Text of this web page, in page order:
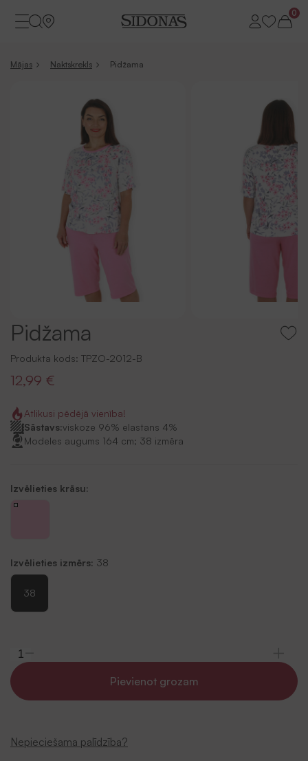
0
Mājas Naktskrekls Pidžama
Pidžama
Produkta kods: TPZO-2012-B
12,99 €
Atlikusi pēdējā vienība!
Sāstavs:viskoze 96% elastans 4%
Modeles augums 164 cm; 38 izmēra
Izvēlieties krāsu:
Izvēlieties izmērs: 38
38
Pievienot grozam
Nepieciešama palīdzība?